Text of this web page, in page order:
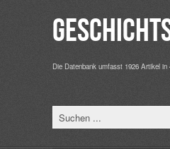
Die Datenbank umfasst 1926 Artikel in